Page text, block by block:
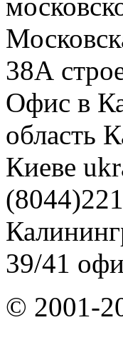
38А
Офис в
область
Киеве
39/41
© 2001-